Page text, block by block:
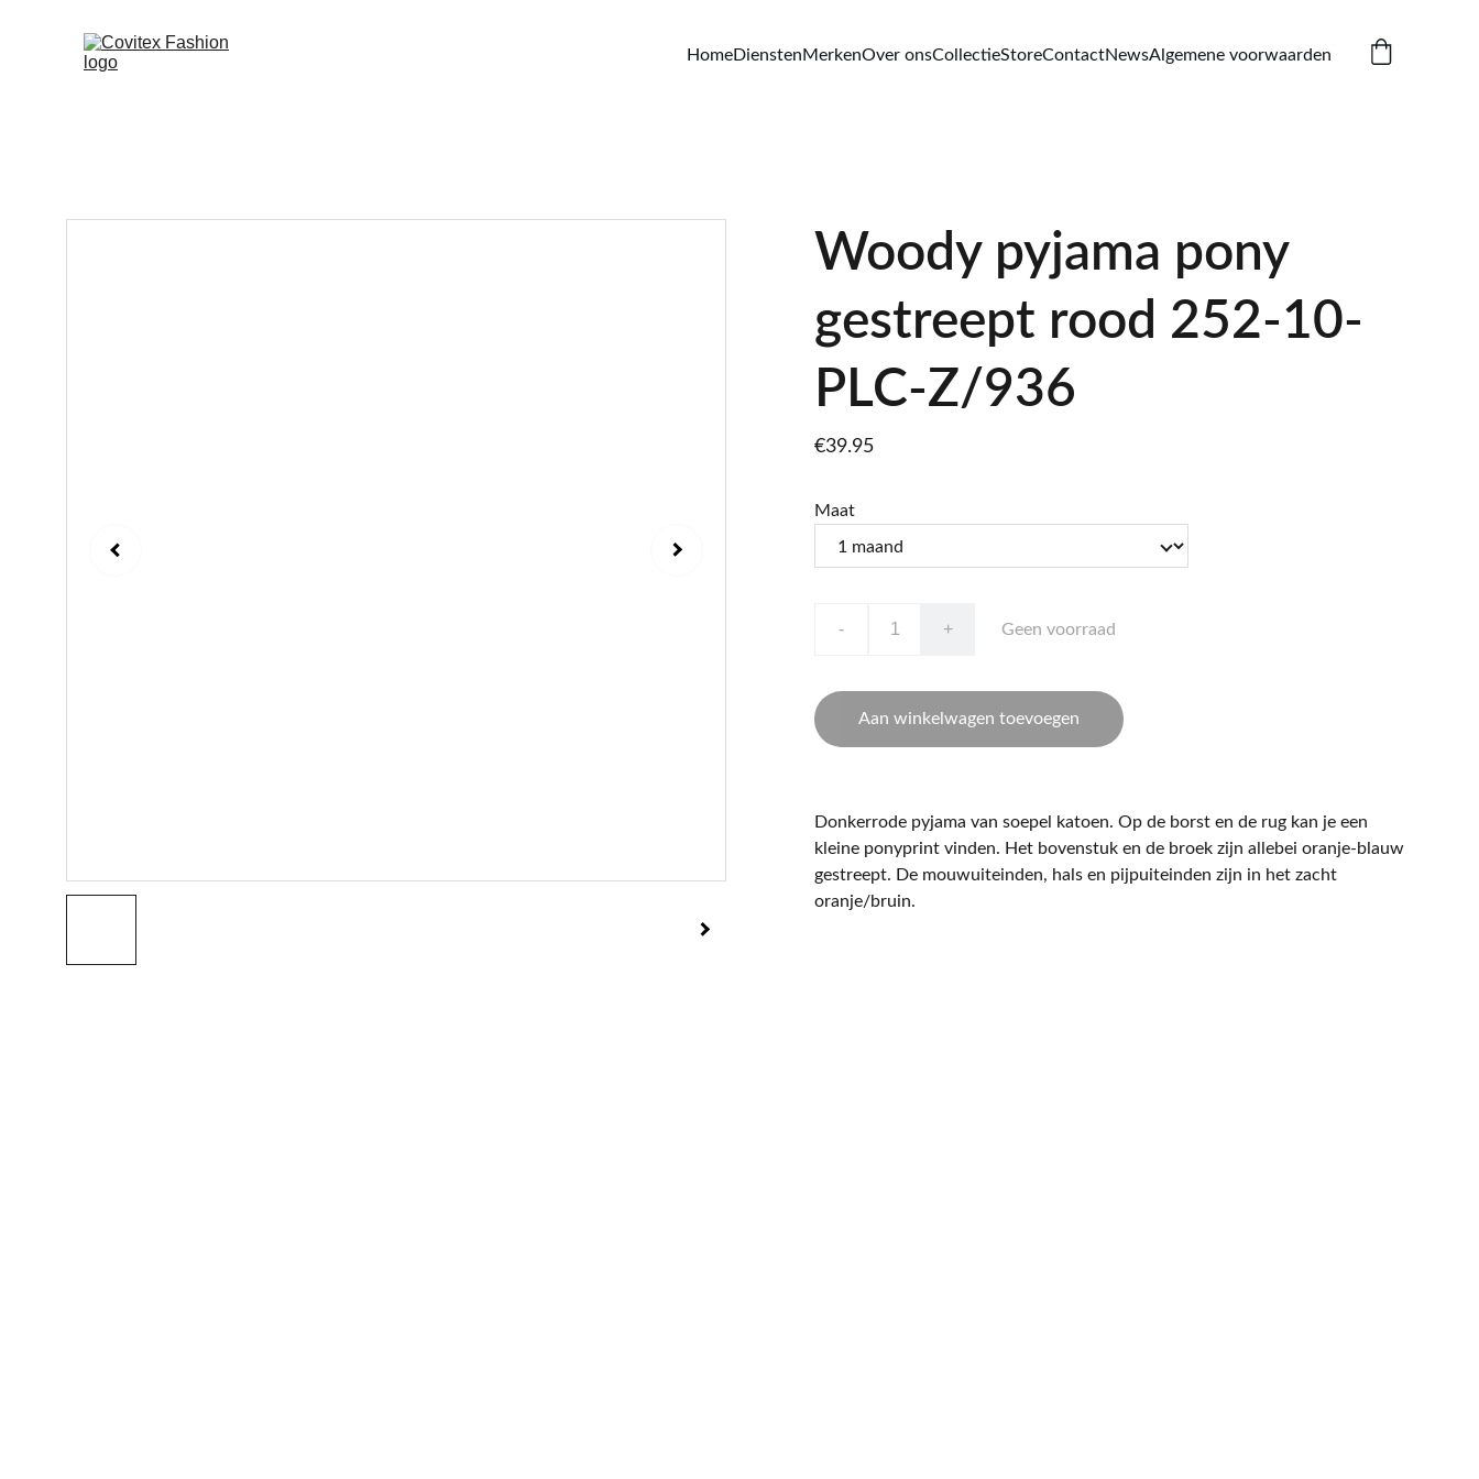
HomeDienstenMerkenOver onsCollectieStoreContactNewsAlgemene voorwaarden
Woody pyjama pony
gestreept rood 252-10-
PLC-Z/936
€39.95
Maat
- + Geen voorraad
Aan winkelwagen toevoegen
Donkerrode pyjama van soepel katoen. Op de borst en de rug kan je een
kleine ponyprint vinden. Het bovenstuk en de broek zijn allebei oranje-blauw
gestreept. De mouwuiteinden, hals en pijpuiteinden zijn in het zacht
oranje/bruin.